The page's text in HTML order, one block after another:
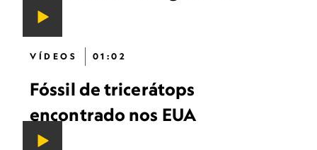
VÍDEOS 01:02
Fóssil de tricerátops
encontrado nos EUA